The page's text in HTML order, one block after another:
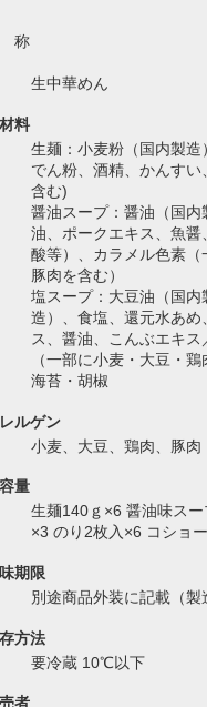
称
生中華めん
料
生麺：小麦粉（国内製
でん粉、酒精、かんす
含む)
醤油スープ：醤油（国
油、ポークエキス、魚醤
酸等）、カラメル色素（
豚肉を含む）
塩スープ：大豆油（国
造）、食塩、還元水あ
ス、醤油、こんぶエキス
（一部に小麦・大豆・鶏
海苔・胡椒
ルゲン
小麦、大豆、鶏肉、豚肉
量
生麺140ｇ×6 醤油味ス
×3 のり2枚入×6 コショ
期限
別途商品外装に記載（製
方法
要冷蔵 10℃以下
者